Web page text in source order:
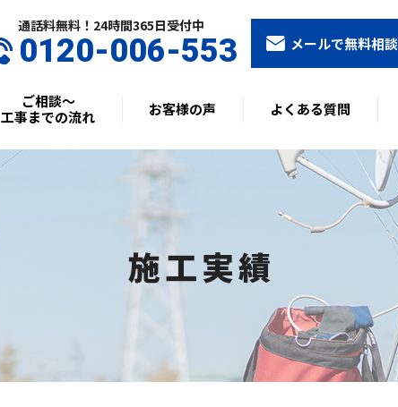
通話料無料！24時間365⽇受付中
0120-006-553 メールで無料相談
ご相談〜
工事までの流れ
お客様の声 よくある質問
施工実績